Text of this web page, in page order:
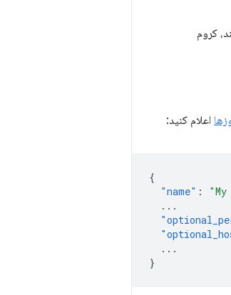
کروم
اعلام کنید:
{
"name" :
...
...
}